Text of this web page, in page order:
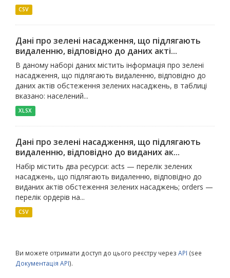
CSV
Дані про зелені насадження, що підлягають
видаленню, відповідно до даних акті...
В даному наборі даних містить інформація про зелені
насадження, що підлягають видаленню, відповідно до
даних актів обстеження зелених насаджень, в таблиці
вказано: населений...
XLSX
Дані про зелені насадження, що підлягають
видаленню, відповідно до виданих ак...
Набір містить два ресурси: acts — перелік зелених
насаджень, що підлягають видаленню, відповідно до
виданих актів обстеження зелених насаджень; orders —
перелік ордерів на...
CSV
Ви можете отримати доступ до цього реєстру через API (see
Документація API).